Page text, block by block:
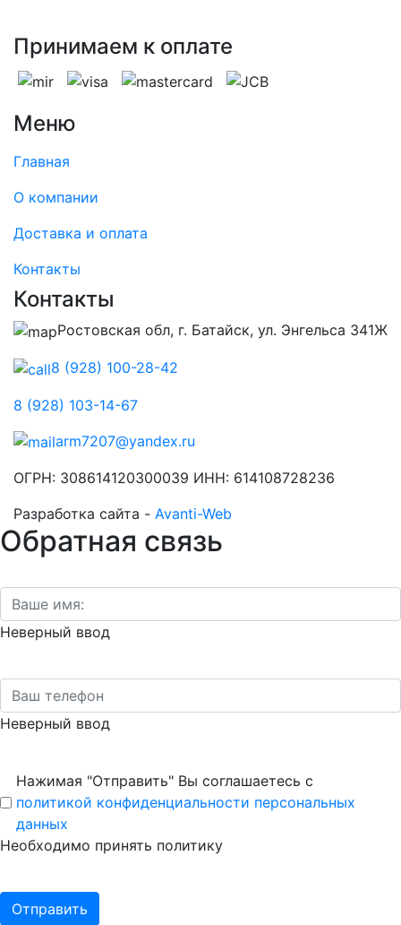
Принимаем к оплате
Меню
Главная
О компании
Доставка и оплата
Контакты
Контакты
Ростовская обл, г. Батайск, ул. Энгельса 341Ж
8 (928) 100-28-42
8 (928) 103-14-67
arm7207@yandex.ru
ОГРН: 308614120300039 ИНН: 614108728236
Разработка сайта - Avanti-Web
Обратная связь
Неверный ввод
Неверный ввод
Нажимая "Отправить" Вы соглашаетесь с
политикой конфиденциальности персональных
данных
Необходимо принять политику
Отправить